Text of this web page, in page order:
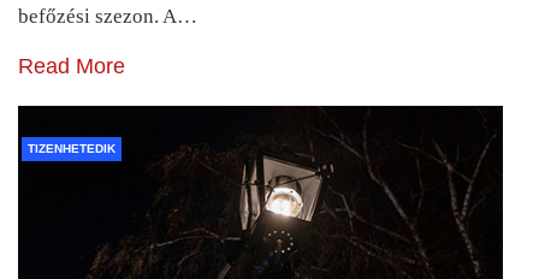
befőzési szezon. A…
Read More
TIZENHETEDIK